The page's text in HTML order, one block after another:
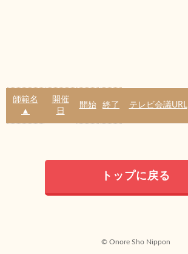
師範名
▲
開催
日
開始 終了 テレビ会議URL
トップに戻る
© Onore Sho Nippon